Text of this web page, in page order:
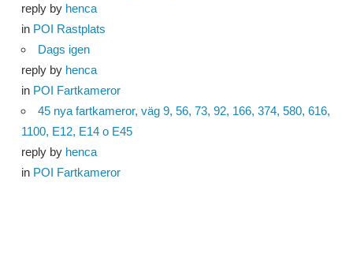
reply by henca
in POI Rastplats
Dags igen
reply by henca
in POI Fartkameror
45 nya fartkameror, väg 9, 56, 73, 92, 166, 374, 580, 616,
1100, E12, E14 o E45
reply by henca
in POI Fartkameror